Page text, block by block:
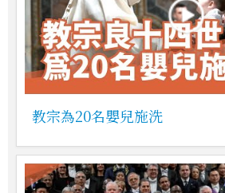
教宗為20名嬰兒施洗